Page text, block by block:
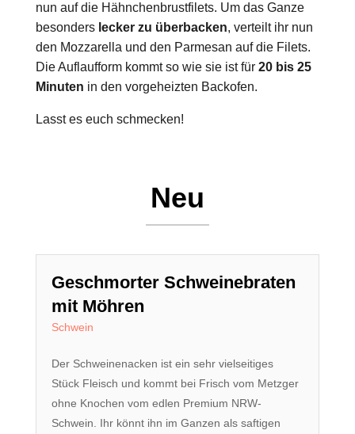
nun auf die Hähnchenbrustfilets. Um das Ganze
besonderslecker zu überbacken, verteilt ihr nun
den Mozzarella und den Parmesan auf die Filets.
Die Auflaufform kommt so wie sie ist für 20 bis 25
Minuten in den vorgeheizten Backofen.
Lasst es euch schmecken!
Neu
Geschmorter Schweinebraten
mit Möhren
Schwein
Der Schweinenacken ist ein sehr vielseitiges
Stück Fleisch und kommt bei Frisch vom Metzger
ohne Knochen vom edlen Premium NRW-
Schwein. Ihr könnt ihn im Ganzen als saftigen